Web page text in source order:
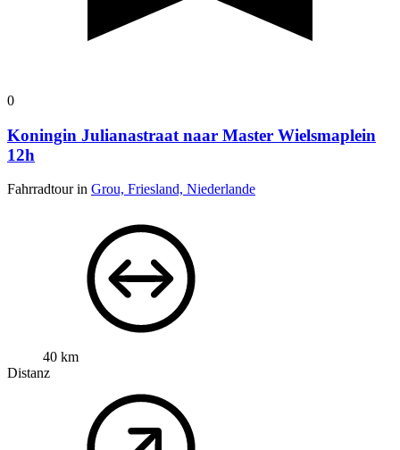
0
Koningin Julianastraat naar Master Wielsmaplein
12h
Fahrradtour in Grou, Friesland, Niederlande
40 km
Distanz